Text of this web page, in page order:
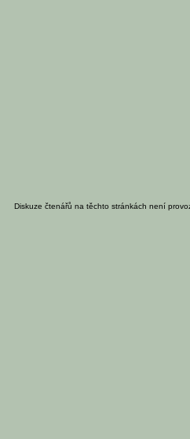
Diskuze čtenářů na těchto stránkách není